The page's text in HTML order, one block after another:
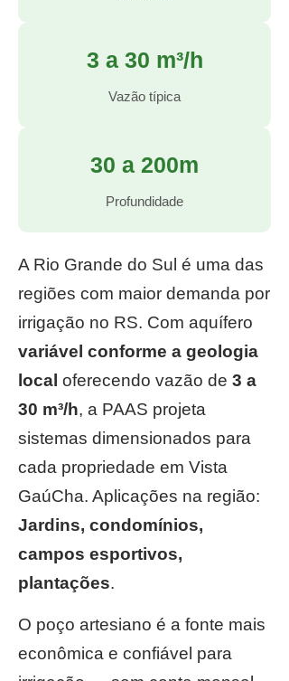
3 a 30 m³/h
Vazão típica
30 a 200m
Profundidade
A Rio Grande do Sul é uma das
regiões com maior demanda por
irrigação no RS. Com aquífero
variável conforme a geologia
local oferecendo vazão de 3 a
30 m³/h, a PAAS projeta
sistemas dimensionados para
cada propriedade em Vista
GaúCha. Aplicações na região:
Jardins, condomínios,
campos esportivos,
plantações.
O poço artesiano é a fonte mais
econômica e confiável para